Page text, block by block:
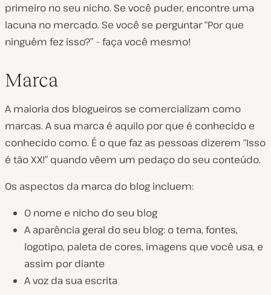
primeiro no seu nicho. Se você puder, encontre uma
lacuna no mercado. Se você se perguntar “Por que
ninguém fez isso?” – faça você mesmo!
Marca
A maioria dos blogueiros se comercializam como
marcas. A sua marca é aquilo por que é conhecido e
conhecido como. É o que faz as pessoas dizerem “Isso
é tão XX!” quando vêem um pedaço do seu conteúdo.
Os aspectos da marca do blog incluem:
O nome e nicho do seu blog
A aparência geral do seu blog: o tema, fontes,
logotipo, paleta de cores, imagens que você usa, e
assim por diante
A voz da sua escrita